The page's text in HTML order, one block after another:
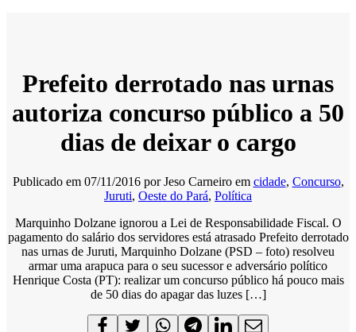
Prefeito derrotado nas urnas
autoriza concurso público a 50
dias de deixar o cargo
Publicado em 07/11/2016 porJeso Carneiro em cidade, Concurso,
Juruti, Oeste do Pará, Política
Marquinho Dolzane ignorou a Lei de Responsabilidade Fiscal. O
pagamento do salário dos servidores está atrasado Prefeito derrotado
nas urnas de Juruti, Marquinho Dolzane (PSD – foto) resolveu
armar uma arapuca para o seu sucessor e adversário político
Henrique Costa (PT): realizar um concurso público há pouco mais
de 50 dias do apagar das luzes […]